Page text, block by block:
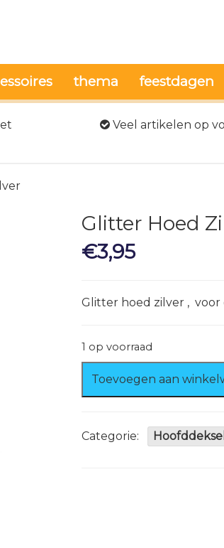
thema feestdagen
Veel artikelen op
Glitter Hoed
€3,95
Glitter hoed zilver , voor
1 op voorraad
Hoed
Zilver
Toevoegen aan
Categorie: